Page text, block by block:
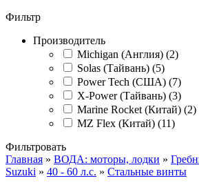
Фильтр
Производитель
Michigan (Англия) (2)
Solas (Тайвань) (5)
Power Tech (США) (7)
X-Power (Тайвань) (3)
Marine Rocket (Китай) (2)
MZ Flex (Китай) (11)
Фильтровать
Главная » ВОДА: моторы, лодки »
Suzuki » 40 - 60 л.с. » Стальные винты